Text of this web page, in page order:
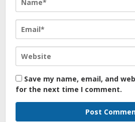
Save my name, email, and
for the next time I comment.